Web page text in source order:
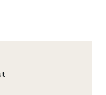
se
ses vastes